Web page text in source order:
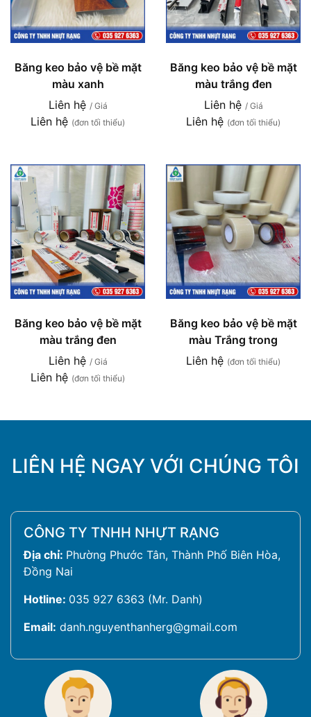
Băng keo bảo vệ bề mặt
màu xanh
Liên hệ / Giá
Liên hệ (đơn tối thiểu)
Băng keo bảo vệ bề mặt
màu trắng đen
Liên hệ / Giá
Liên hệ (đơn tối thiểu)
Băng keo bảo vệ bề mặt
màu trắng đen
Liên hệ / Giá
Liên hệ (đơn tối thiểu)
Băng keo bảo vệ bề mặt
màu Trắng trong
Liên hệ (đơn tối thiểu)
LIÊN HỆ NGAY VỚI CHÚNG TÔI
CÔNG TY TNHH NHỰT RẠNG
Địa chỉ: Phường Phước Tân, Thành Phố Biên Hòa,
Đồng Nai
Hotline: 035 927 6363 (Mr. Danh)
Email: danh.nguyenthanherg@gmail.com